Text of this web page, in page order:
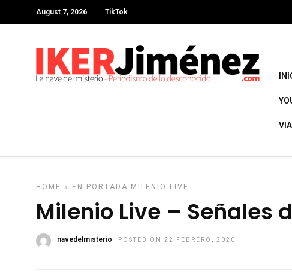
August 7, 2026 TikTok
HOME » EN PORTADA MILENIO LIVE
Milenio Live – Señales
navedelmisterio POSTED ON 22 FEBRERO, 2020